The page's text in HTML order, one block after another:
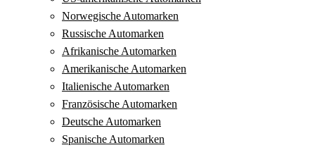
Norwegische Automarken
Russische Automarken
Afrikanische Automarken
Amerikanische Automarken
Italienische Automarken
Französische Automarken
Deutsche Automarken
Spanische Automarken